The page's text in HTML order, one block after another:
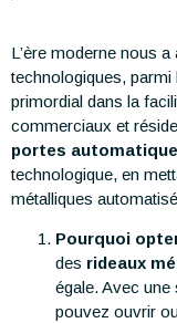
L’ère moderne nous
technologiques, parmi
primordial dans la
commerciaux et
portes
technologique, en
métalliques
Pourquoi
des rideaux
égale. Avec
pouvez ouvrir